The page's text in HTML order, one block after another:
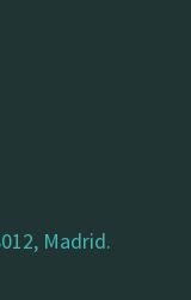
Madrid.